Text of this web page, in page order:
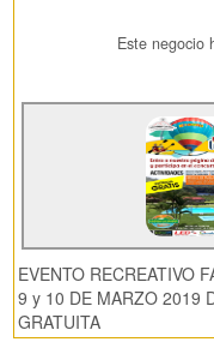
Este negocio
EVENTO RECREATIVO
9 y 10 DE MARZO 2019
GRATUITA